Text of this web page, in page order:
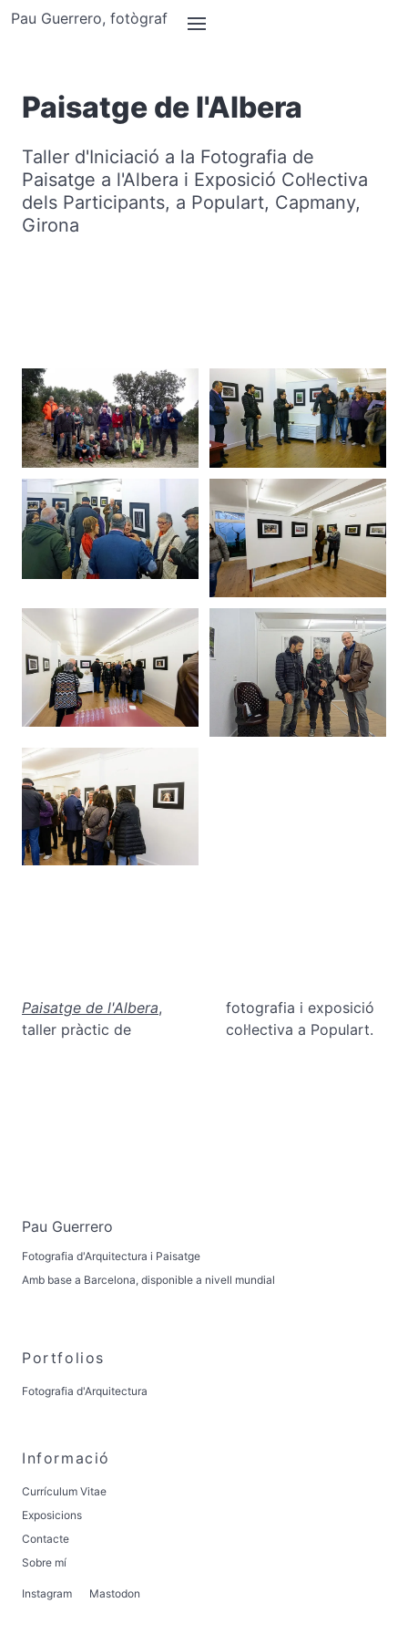
Saltar al contingut principal
Pau Guerrero, fotògraf
Paisatge de l'Albera
Taller d'Iniciació a la Fotografia de
Paisatge a l'Albera i Exposició Col·lectiva
dels Participants, a Populart, Capmany,
Girona
Paisatge de l'Albera,
taller pràctic de
fotografia i exposició
col·lectiva a Populart.
Pau Guerrero
Fotografia d'Arquitectura i Paisatge
Amb base a Barcelona, disponible a nivell mundial
Portfolios
Fotografia d'Arquitectura
Informació
Currículum Vitae
Exposicions
Contacte
Sobre mí
Instagram Mastodon